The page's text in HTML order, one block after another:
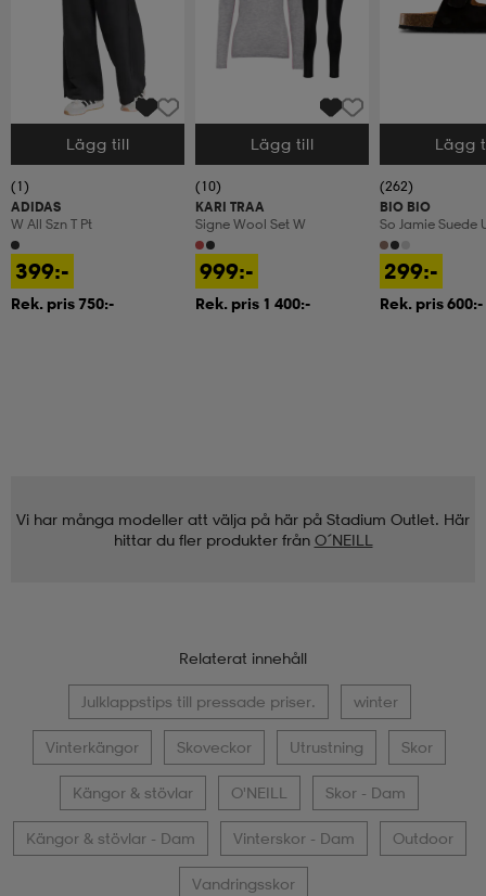
Välj storlek
Lägg till
(1)
ADIDAS
W All Szn T Pt
399:-
Rek. pris 750:-
Välj storlek
Lägg till
(10)
KARI TRAA
Signe Wool Set W
999:-
Rek. pris 1 400:-
Välj storlek
Lägg
(262)
BIO BIO
So Jamie Suede
299:-
Rek. pris 600:-
Vi har många modeller att välja på här på Stadium Outlet. Här
hittar du fler produkter från O´NEILL
Relaterat innehåll
Julklappstips till pressade priser. winter
Vinterkängor Skoveckor Utrustning Skor
Kängor & stövlar O'NEILL Skor - Dam
Kängor & stövlar - Dam Vinterskor - Dam Outdoor
Vandringsskor